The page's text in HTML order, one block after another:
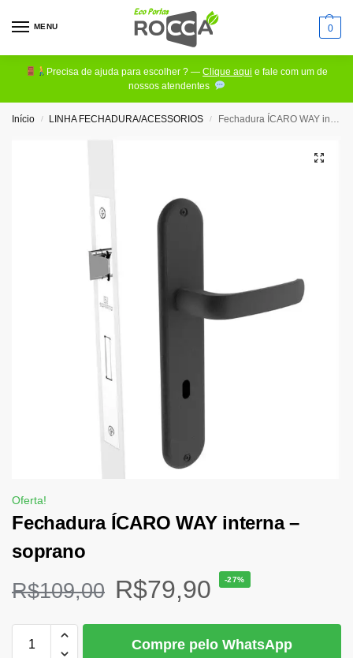
MENU 0
Precisa de ajuda para escolher ? —Clique aqui e fale com um de
nossos atendentes
Início / LINHA FECHADURA/ACESSORIOS / Fechadura ÍCARO WAY interna – soprano
Oferta!
Fechadura ÍCARO WAY interna –
soprano
R$109,00 R$79,90 -27%
Compre pelo WhatsApp